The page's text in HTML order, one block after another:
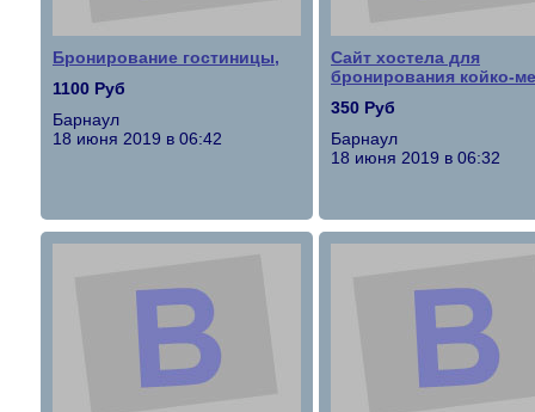
Бронирование гостиницы,
1100 Руб
Барнаул
18 июня 2019 в 06:42
Сайт хостела для
бронирования койко-
350 Руб
Барнаул
18 июня 2019 в 06:32